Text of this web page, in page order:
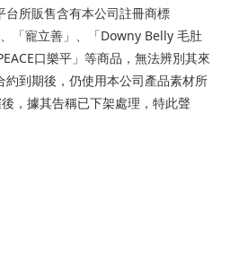
所販售含有本公司註冊商標
、「寵立善」、「Downy Belly 毛肚
口樂平」等商品，無法辨別其來
到期後，仍使用本公司產品素材所
，據其告稱已下架處理，特此聲